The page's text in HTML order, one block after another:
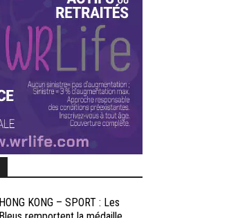
HONG KONG – SPORT : Les